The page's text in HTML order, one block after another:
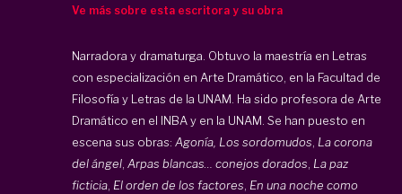
Ve más sobre esta escritora y su obra
Narradora y dramaturga. Obtuvo la maestría en Letras
con especialización en Arte Dramático, en la Facultad de
Filosofía y Letras de la UNAM. Ha sido profesora de Arte
Dramático en el INBA y en la UNAM. Se han puesto en
escena sus obras: Agonía, Los sordomudos, La corona
del ángel, Arpas blancas… conejos dorados, La paz
ficticia, El orden de los factores, En una noche como